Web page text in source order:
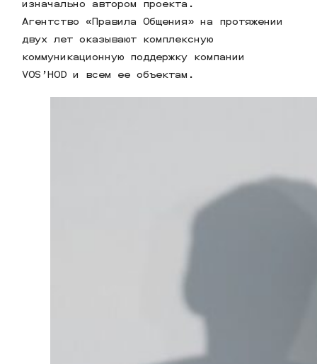
изначально автором проекта.
Агентство «Правила Общения» на протяжении
двух лет оказывают комплексную
коммуникационную поддержку компании
VOS’HOD и всем ее объектам.